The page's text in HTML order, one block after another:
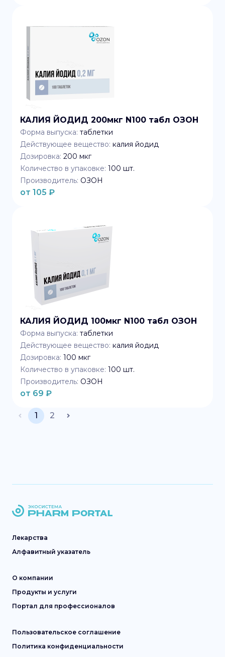
КАЛИЯ ЙОДИД 200мкг N100 табл ОЗОН
Форма выпуска: таблетки
Действующее вещество: калия йодид
Дозировка: 200 мкг
Количество в упаковке: 100 шт.
Производитель: ОЗОН
от 105 ₽
КАЛИЯ ЙОДИД 100мкг N100 табл ОЗОН
Форма выпуска: таблетки
Действующее вещество: калия йодид
Дозировка: 100 мкг
Количество в упаковке: 100 шт.
Производитель: ОЗОН
от 69 ₽
1 2
Лекарства
Алфавитный указатель
О компании
Продукты и услуги
Портал для профессионалов
Пользовательское соглашение
Политика конфиденциальности